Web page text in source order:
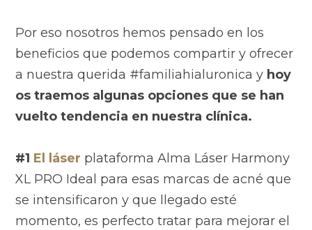
Por eso nosotros hemos pensado en los
beneficios que podemos compartir y ofrecer
a nuestra querida #familiahialuronica y hoy
os traemos algunas opciones que se han
vuelto tendencia en nuestra clínica.
#1 El láser plataforma Alma Láser Harmony
XL PRO Ideal para esas marcas de acné que
se intensificaron y que llegado esté
momento, es perfecto tratar para mejorar el